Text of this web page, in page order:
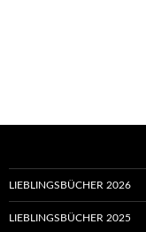
LIEBLINGSBÜCHER 2026
LIEBLINGSBÜCHER 2025